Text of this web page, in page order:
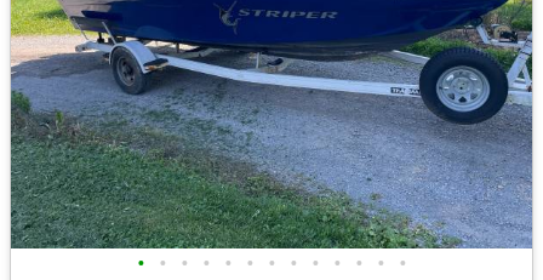
• • • • • • • • • • • • •